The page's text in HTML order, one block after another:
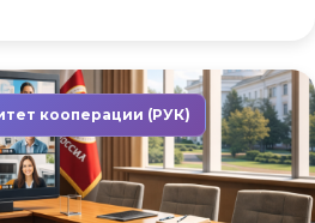
кооперации (РУК)